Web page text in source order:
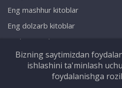
Eng mashhur kitoblar
Eng dolzarb kitoblar
Biz haqimizda
Bizning saytimizdan
ishlashini ta'minlash
foydalanishga